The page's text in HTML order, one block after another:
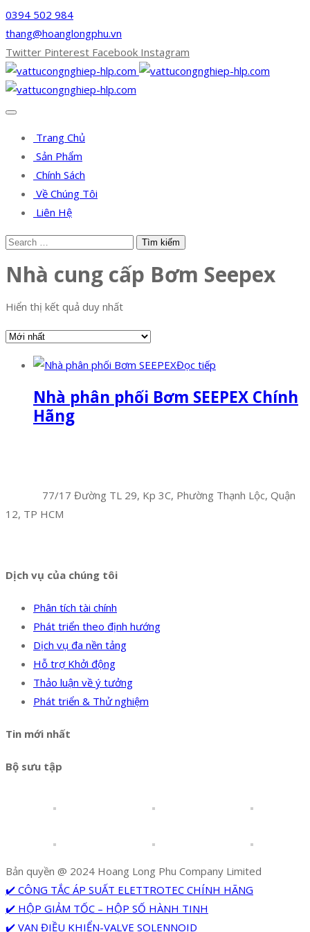
0394 502 984
thang@hoanglongphu.vn
Twitter Pinterest Facebook Instagram
Trang Chủ
Sản Phẩm
Chính Sách
Về Chúng Tôi
Liên Hệ
Nhà cung cấp Bơm Seepex
Hiển thị kết quả duy nhất
Đọc tiếp
Nhà phân phối Bơm SEEPEX Chính
Hãng
77/17 Đường TL 29, Kp 3C, Phường Thạnh Lộc, Quận
12, TP HCM
Dịch vụ của chúng tôi
Phân tích tài chính
Phát triển theo định hướng
Dịch vụ đa nền tảng
Hỗ trợ Khởi động
Thảo luận về ý tưởng
Phát triển & Thử nghiệm
Tin mới nhất
Bộ sưu tập
Bản quyền @ 2024 Hoang Long Phu Company Limited
✔️ CÔNG TẮC ÁP SUẤT ELETTROTEC CHÍNH HÃNG
✔️ HỘP GIẢM TỐC – HỘP SỐ HÀNH TINH
✔️ VAN ĐIỀU KHIỂN-VALVE SOLENNOID